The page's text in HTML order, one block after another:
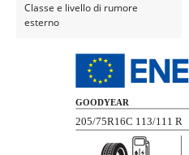
Classe e livello di rumore
esterno